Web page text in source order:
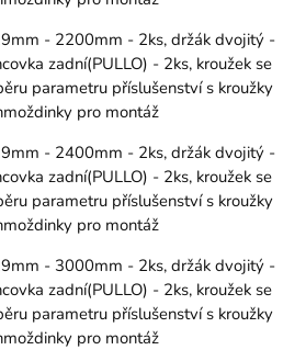
- 2200mm - 2ks, držák dvojitý -
zadní(PULLO) - 2ks, kroužek se
parametru příslušenství s kroužky
pro montáž
- 2400mm - 2ks, držák dvojitý -
zadní(PULLO) - 2ks, kroužek se
parametru příslušenství s kroužky
pro montáž
- 3000mm - 2ks, držák dvojitý -
zadní(PULLO) - 2ks, kroužek se
parametru příslušenství s kroužky
pro montáž